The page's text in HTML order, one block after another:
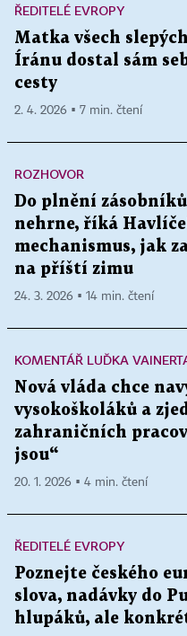
ŘEDITELÉ EVROPY
Matka všech
Íránu dostal sám
cesty
2. 4. 2026 ▪ 7 min. čtení
ROZHOVOR
Do plnění
nehrne, říká
mechanismus, jak
na příští zimu
24. 3. 2026 ▪ 14 min. čtení
KOMENTÁŘ LUĎKA
Nová vláda chce
vysokoškoláků a
zahraničních
jsou“
20. 1. 2026 ▪ 4 min. čtení
ŘEDITELÉ EVROPY
Poznejte českého
slova, nadávky do
hlupáků, ale